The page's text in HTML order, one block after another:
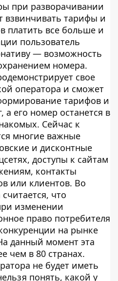
при разворачивании
взвинчивать тарифы и
платить все больше и
пользователь
— возможность
номера.
свое
оператора и сможет
тарифов и
а его номер останется в
Сейчас к
многие важные
и дисконтные
доступы к сайтам
контакты
или клиентов. Во
что
изменении
право потребителя
на рынке
данный момент эта
чем в 80 странах.
не будет иметь
понять, какой у